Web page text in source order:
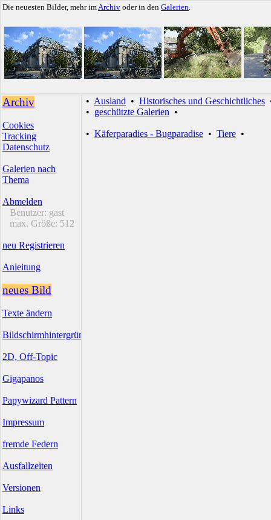
Die neuesten Bilder, mehr imArchiv oder in den Galerien.
Archiv
Cookies
Tracking
Datenschutz
Galerien nach
Thema
Abmelden
Benutzer: gast
max. Größe: 512
neu Registrieren
Anleitung
neues Bild
Texte ändern
Bildschirmhintergründe
2D, Off-Topic
Gigapanos
Papywizard Pattern
Impressum
fremde Federn
Ausfallzeiten
Versionen
Links
• Ausland • Historisches und Geschichtliches
• geschützte Galerien •
• Käferparadies - Bugparadise • Tiere •